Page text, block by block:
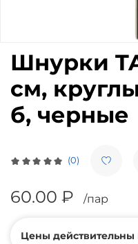
(0)
Шнурки
см,
б, черные
60.00 ₽ /пар
Цены действительны